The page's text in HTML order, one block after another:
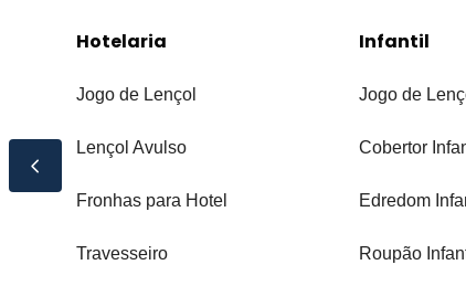
Hotelaria
Jogo de Lençol
Lençol Avulso
Fronhas para Hotel
Travesseiro
Infantil
Jogo de
Cobertor
Edredom
Roupão